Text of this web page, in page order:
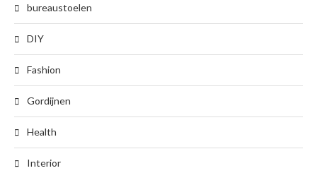
bureaustoelen
DIY
Fashion
Gordijnen
Health
Interior